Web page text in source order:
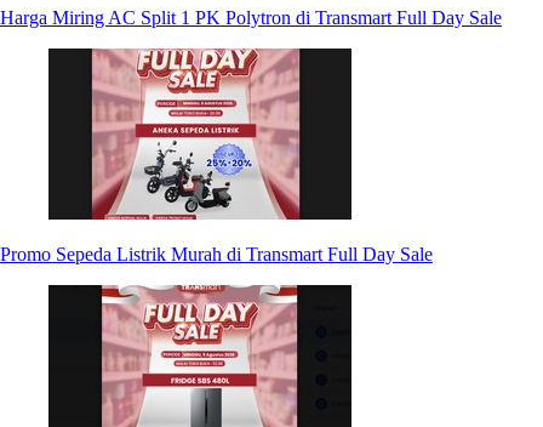
Harga Miring AC Split 1 PK Polytron di Transmart Full Day Sale
Promo Sepeda Listrik Murah di Transmart Full Day Sale